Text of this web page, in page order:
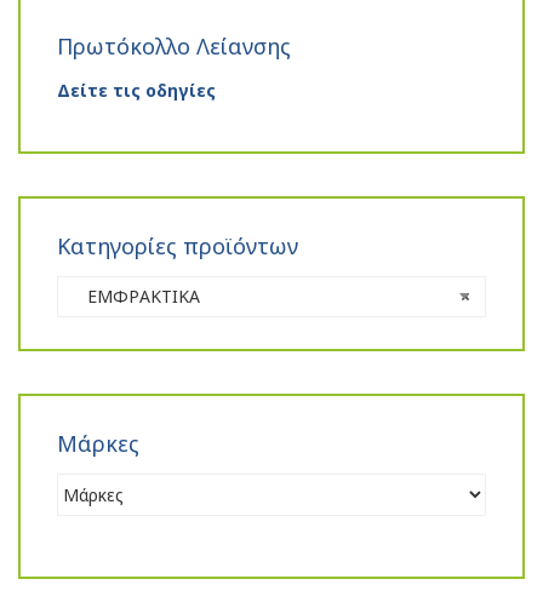
Πρωτόκολλο Λείανσης
Δείτε τις οδηγίες
Κατηγορίες προϊόντων
×
ΕΜΦΡΑΚΤΙΚΑ
Μάρκες